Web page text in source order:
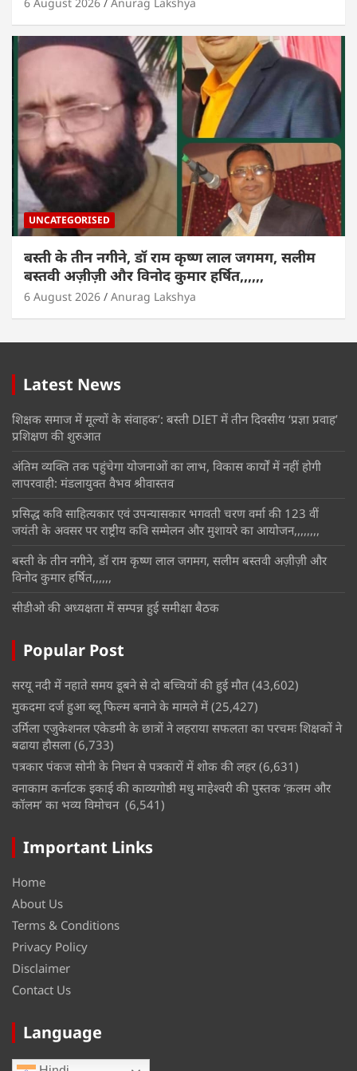
6 August 2026 Anurag Lakshya
UNCATEGORISED
बस्ती के तीन नगीने, डॉ राम कृष्ण लाल जगमग, सलीम
बस्तवी अज़ीज़ी और विनोद कुमार हर्षित,,,,,,
6 August 2026 Anurag Lakshya
Latest News
शिक्षक समाज में मूल्यों के संवाहक’: बस्ती DIET में तीन दिवसीय ‘प्रज्ञा प्रवाह’
प्रशिक्षण की शुरुआत
अंतिम व्यक्ति तक पहुंचेगा योजनाओं का लाभ, विकास कार्यों में नहीं होगी
लापरवाही: मंडलायुक्त वैभव श्रीवास्तव
प्रसिद्ध कवि साहित्यकार एवं उपन्यासकार भगवती चरण वर्मा की 123 वीं
जयंती के अवसर पर राष्ट्रीय कवि सम्मेलन और मुशायरे का आयोजन,,,,,,,,
बस्ती के तीन नगीने, डॉ राम कृष्ण लाल जगमग, सलीम बस्तवी अज़ीज़ी और
विनोद कुमार हर्षित,,,,,,
सीडीओ की अध्यक्षता में सम्पन्न हुई समीक्षा बैठक
Popular Post
सरयू नदी में नहाते समय डूबने से दो बच्चियों की हुई मौत (43,602)
मुकदमा दर्ज हुआ ब्लू फिल्म बनाने के मामले में (25,427)
उर्मिला एजुकेशनल एकेडमी के छात्रों ने लहराया सफलता का परचमः शिक्षकों ने
बढाया हौसला (6,733)
पत्रकार पंकज सोनी के निधन से पत्रकारों में शोक की लहर (6,631)
वनाकाम कर्नाटक इकाई की काव्यगोष्ठी मधु माहेश्वरी की पुस्तक ‘क़लम और
कॉलम’ का भव्य विमोचन (6,541)
Important Links
Home
About Us
Terms & Conditions
Privacy Policy
Disclaimer
Contact Us
Language